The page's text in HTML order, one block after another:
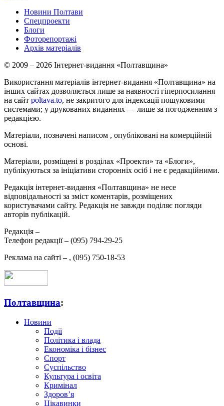
Новини Полтави
Спецпроекти
Блоги
Фоторепортажі
Архів матеріалів
© 2009 – 2026 Інтернет-видання «Полтавщина»
Використання матеріалів інтернет-видання «Полтавщина» на
інших сайтах дозволяється лише за наявності гіперпосилання
на сайт poltava.to, не закритого для індексації пошуковими
системами; у друкованих виданнях — лише за погодженням з
редакцією.
Матеріали, позначені написом , опубліковані на комерційній
основі.
Матеріали, розміщені в розділах «Проекти» та «Блоги»,
публікуються за ініціативи сторонніх осіб і не є редакційними.
Редакція інтернет-видання «Полтавщина» не несе
відповідальності за зміст коментарів, розміщених
користувачами сайту. Редакція не завжди поділяє погляди
авторів публікацій.
Редакція –
Телефон редакції – (095) 794-29-25
Реклама на сайті – , (095) 750-18-53
Полтавщина:
Новини
Події
Політика і влада
Економіка і бізнес
Спорт
Суспільство
Культура і освіта
Кримінал
Здоров’я
Цікавинки